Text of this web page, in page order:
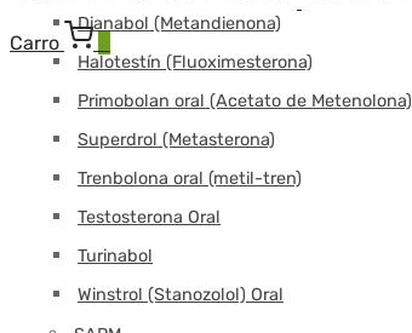
Dianabol (Metandienona)
Halotestín (Fluoximesterona)
Primobolan oral (Acetato de Metenolona)
Superdrol (Metasterona)
Trenbolona oral (metil-tren)
Testosterona Oral
Turinabol
Winstrol (Stanozolol) Oral
Carro